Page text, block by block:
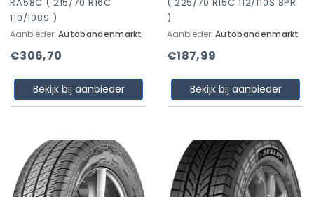
110/108S )
Aanbieder: Autobandenmarkt
€306,70
Bekijk bij aanbieder
)
Aanbieder: Autobandenmarkt
€187,99
Bekijk bij aanbieder